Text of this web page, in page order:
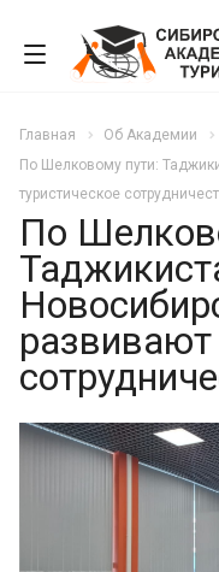
Главная Об Академии
По Шелковому пути:
туристическое
По
развивают